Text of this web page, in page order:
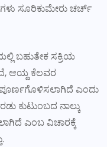
ಸೂರಿಕುಮೇರು ಚರ್ಚ್
ಬಹುತೇಕ ಸಕ್ರಿಯ
ಆಯ್ದ ಕೆಲವರ
ಎಂದು
ಕುಟುಂಬದ ನಾಲ್ಕು
ಎಂಬ ವಿಚಾರಕ್ಕೆ